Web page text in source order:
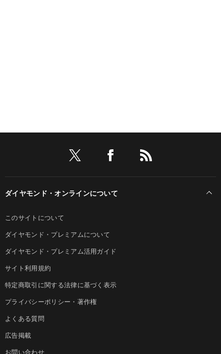
ダイヤモンド・オンラインについて
このサイトについて
ダイヤモンド・プレミアムについて
ダイヤモンド・プレミアム活用ガイド
サイト利用規約
特定商取引に関する法律に基づく表示
プライバシーポリシー・著作権
よくある質問
広告掲載
お問い合わせ